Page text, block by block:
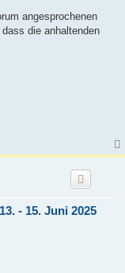
angesprochenen
die anhaltenden
- 15. Juni 2025